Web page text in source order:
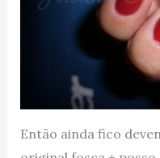
Então ainda fico